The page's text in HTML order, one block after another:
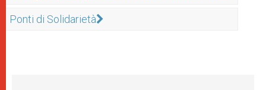
Ponti di Solidarietà